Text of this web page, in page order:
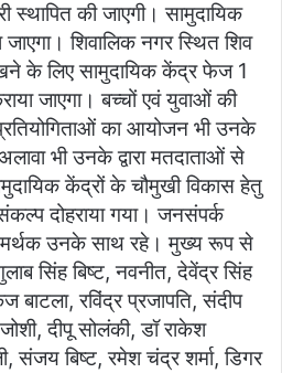
स्थापित की जाएगी। सामुदायिक
जाएगा। शिवालिक नगर स्थित शिव
के लिए सामुदायिक केंद्र फेज 1
जाएगा। बच्चों एवं युवाओं की
का आयोजन भी उनके
भी उनके द्वारा मतदाताओं से
केंद्रों के चौमुखी विकास हेतु
दोहराया गया। जनसंपर्क
उनके साथ रहे। मुख्य रूप से
सिंह बिष्ट, नवनीत, देवेंद्र सिंह
बाटला, रविंद्र प्रजापति, संदीप
दीपू सोलंकी, डॉ राकेश
संजय बिष्ट, रमेश चंद्र शर्मा, डिगर